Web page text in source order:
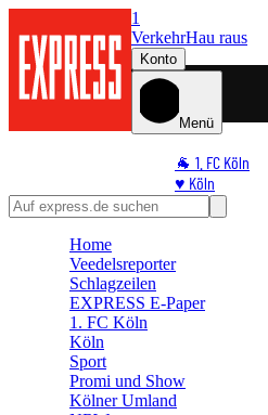
1
VerkehrHau raus
Konto
Menü
🐐 1. FC Köln
♥️ Köln
⭐ Promi
🛒 Shoppingwelt
Home
Veedelsreporter
Schlagzeilen
EXPRESS E-Paper
1. FC Köln
Köln
Sport
Promi und Show
Kölner Umland